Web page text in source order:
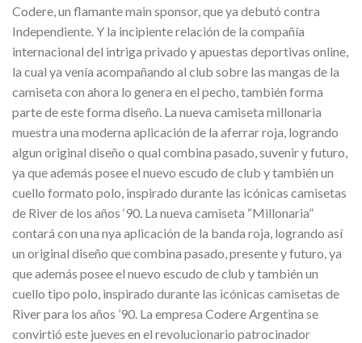
Codere, un flamante main sponsor, que ya debutó contra
Independiente. Y la incipiente relación de la compañía
internacional del intriga privado y apuestas deportivas online,
la cual ya venía acompañando al club sobre las mangas de la
camiseta con ahora lo genera en el pecho, también forma
parte de este forma diseño. La nueva camiseta millonaria
muestra una moderna aplicación de la aferrar roja, logrando
algun original diseño o qual combina pasado, suvenir y futuro,
ya que además posee el nuevo escudo de club y también un
cuello formato polo, inspirado durante las icónicas camisetas
de River de los años ‘90. La nueva camiseta “Millonaria”
contará con una nya aplicación de la banda roja, logrando así
un original diseño que combina pasado, presente y futuro, ya
que además posee el nuevo escudo de club y también un
cuello tipo polo, inspirado durante las icónicas camisetas de
River para los años ’90. La empresa Codere Argentina se
convirtió este jueves en el revolucionario patrocinador